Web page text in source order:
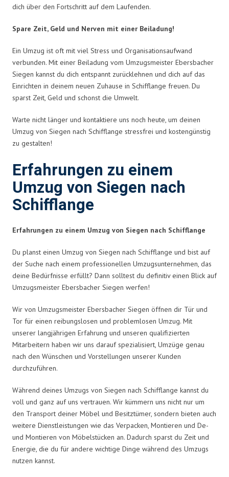
dich über den Fortschritt auf dem Laufenden.
Spare Zeit, Geld und Nerven mit einer Beiladung!
Ein Umzug ist oft mit viel Stress und Organisationsaufwand
verbunden. Mit einer Beiladung vom Umzugsmeister Ebersbacher
Siegen kannst du dich entspannt zurücklehnen und dich auf das
Einrichten in deinem neuen Zuhause in Schifflange freuen. Du
sparst Zeit, Geld und schonst die Umwelt.
Warte nicht länger und kontaktiere uns noch heute, um deinen
Umzug von Siegen nach Schifflange stressfrei und kostengünstig
zu gestalten!
Erfahrungen zu einem
Umzug von Siegen nach
Schifflange
Erfahrungen zu einem Umzug von Siegen nach Schifflange
Du planst einen Umzug von Siegen nach Schifflange und bist auf
der Suche nach einem professionellen Umzugsunternehmen, das
deine Bedürfnisse erfüllt? Dann solltest du definitiv einen Blick auf
Umzugsmeister Ebersbacher Siegen werfen!
Wir von Umzugsmeister Ebersbacher Siegen öffnen dir Tür und
Tor für einen reibungslosen und problemlosen Umzug. Mit
unserer langjährigen Erfahrung und unseren qualifizierten
Mitarbeitern haben wir uns darauf spezialisiert, Umzüge genau
nach den Wünschen und Vorstellungen unserer Kunden
durchzuführen.
Während deines Umzugs von Siegen nach Schifflange kannst du
voll und ganz auf uns vertrauen. Wir kümmern uns nicht nur um
den Transport deiner Möbel und Besitztümer, sondern bieten auch
weitere Dienstleistungen wie das Verpacken, Montieren und De-
und Montieren von Möbelstücken an. Dadurch sparst du Zeit und
Energie, die du für andere wichtige Dinge während des Umzugs
nutzen kannst.